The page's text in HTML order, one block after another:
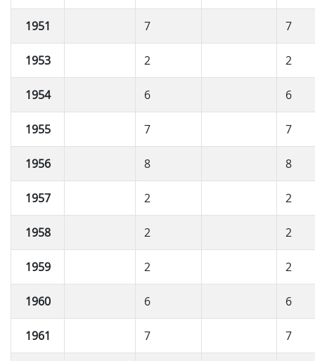
1951 7 7
1953 2 2
1954 6 6
1955 7 7
1956 8 8
1957 2 2
1958 2 2
1959 2 2
1960 6 6
1961 7 7